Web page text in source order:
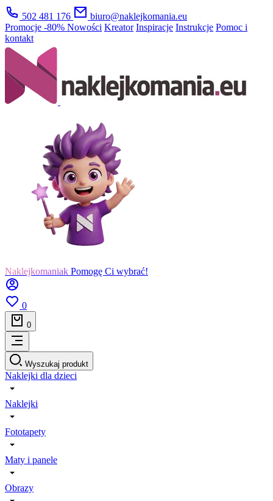
502 481 176
biuro@naklejkomania.eu
Promocje -80% Nowości Kreator Inspiracje Instrukcje Pomoc i
kontakt
Naklejkomaniak Pomogę Ci wybrać!
0
0
Wyszukaj produkt
Naklejki dla dzieci
Naklejki
Fototapety
Maty i panele
Obrazy